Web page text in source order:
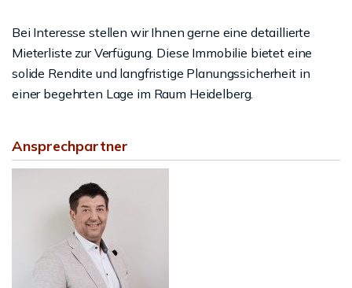
Bei Interesse stellen wir Ihnen gerne eine detaillierte
Mieterliste zur Verfügung. Diese Immobilie bietet eine
solide Rendite und langfristige Planungssicherheit in
einer begehrten Lage im Raum Heidelberg.
Ansprechpartner